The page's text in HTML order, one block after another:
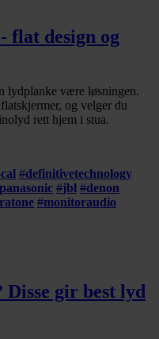
flat design og
lydplanke være løsningen.
og velger du
rett hjem i stua.
#definitivetechnology
panasonic #jbl #denon
#monitoraudio
gir best lyd